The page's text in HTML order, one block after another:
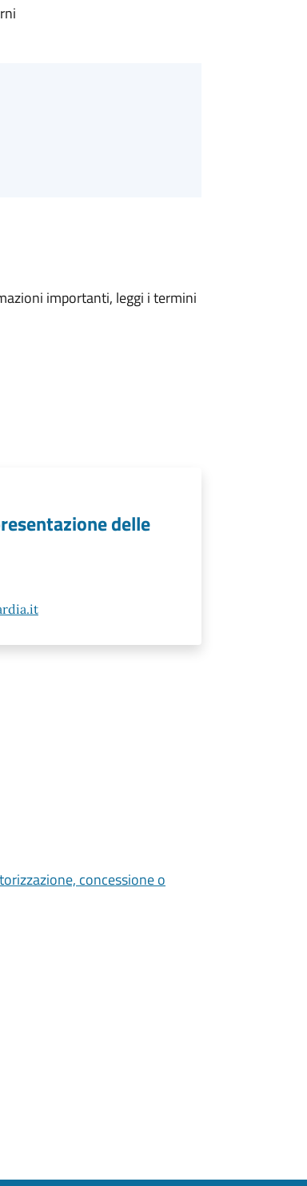
importanti, leggi i termini
delle
concessione o